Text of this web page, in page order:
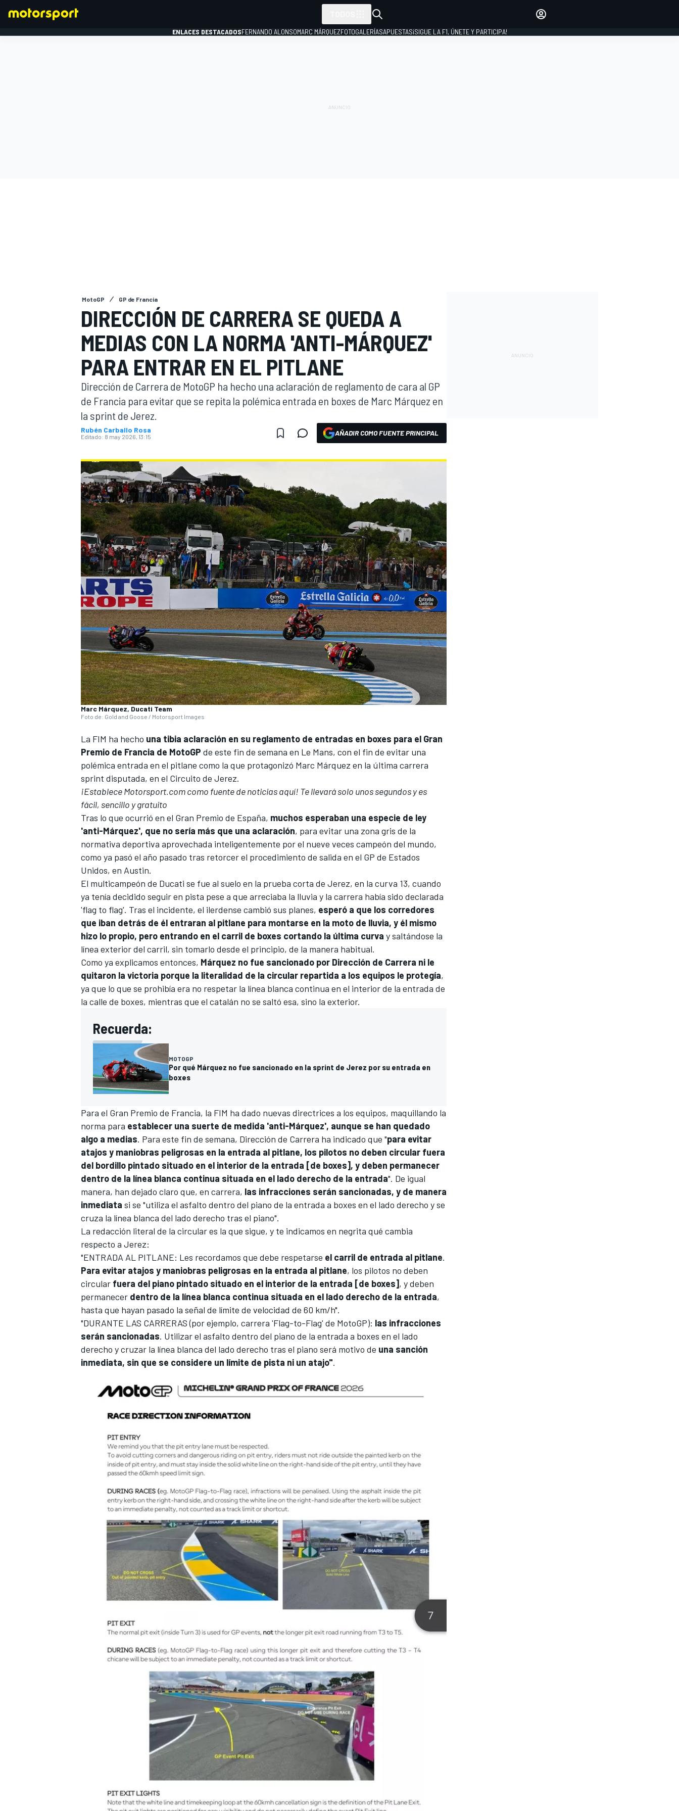
WEC FÓRMULA E
MÁS CATEGORÍAS
ENLACES DESTACADOSFERNANDO ALONSOMARC MÁRQUEZFOTOGALERÍASAPUESTAS¡SIGUE LA F1, ÚNETE Y PARTICIPA!
MotoGP GP de Francia
DIRECCIÓN DE CARRERA SE QUEDA A
MEDIAS CON LA NORMA 'ANTI-MÁRQUEZ'
PARA ENTRAR EN EL PITLANE
Dirección de Carrera de MotoGP ha hecho una aclaración de reglamento de cara al GP
de Francia para evitar que se repita la polémica entrada en boxes de Marc Márquez en
la sprint de Jerez.
Rubén Carballo Rosa
Editado: 8 may 2026, 13:15 AÑADIR COMO FUENTE PRINCIPAL
Marc Márquez, Ducati Team
Foto de: Gold and Goose / Motorsport Images
La FIM ha hecho una tibia aclaración en su reglamento de entradas en boxes para el Gran
Premio de Francia de MotoGP de este fin de semana en Le Mans, con el fin de evitar una
polémica entrada en el pitlane como la que protagonizó Marc Márquez en la última carrera
sprint disputada, en el Circuito de Jerez.
¡Establece Motorsport.com como fuente de noticias aquí! Te llevará solo unos segundos y es
fácil, sencillo y gratuito
Tras lo que ocurrió en el Gran Premio de España, muchos esperaban una especie de ley
'anti-Márquez', que no sería más que una aclaración, para evitar una zona gris de la
normativa deportiva aprovechada inteligentemente por el nueve veces campeón del mundo,
como ya pasó el año pasado tras retorcer el procedimiento de salida en el GP de Estados
Unidos, en Austin.
El multicampeón de Ducati se fue al suelo en la prueba corta de Jerez, en la curva 13, cuando
ya tenía decidido seguir en pista pese a que arreciaba la lluvia y la carrera había sido declarada
'flag to flag'. Tras el incidente, el ilerdense cambió sus planes, esperó a que los corredores
que iban detrás de él entraran al pitlane para montarse en la moto de lluvia, y él mismo
hizo lo propio, pero entrando en el carril de boxes cortando la última curva y saltándose la
línea exterior del carril, sin tomarlo desde el principio, de la manera habitual.
Como ya explicamos entonces, Márquez no fue sancionado por Dirección de Carrera ni le
quitaron la victoria porque la literalidad de la circular repartida a los equipos le protegía,
ya que lo que se prohibía era no respetar la línea blanca continua en el interior de la entrada de
la calle de boxes, mientras que el catalán no se saltó esa, sino la exterior.
Recuerda:
MOTOGP
Por qué Márquez no fue sancionado en la sprint de Jerez por su entrada en
boxes
Para el Gran Premio de Francia, la FIM ha dado nuevas directrices a los equipos, maquillando la
norma para establecer una suerte de medida 'anti-Márquez', aunque se han quedado
algo a medias. Para este fin de semana, Dirección de Carrera ha indicado que "para evitar
atajos y maniobras peligrosas en la entrada al pitlane, los pilotos no deben circular fuera
del bordillo pintado situado en el interior de la entrada [de boxes], y deben permanecer
dentro de la línea blanca continua situada en el lado derecho de la entrada". De igual
manera, han dejado claro que, en carrera, las infracciones serán sancionadas, y de manera
inmediata si se "utiliza el asfalto dentro del piano de la entrada a boxes en el lado derecho y se
cruza la línea blanca del lado derecho tras el piano".
La redacción literal de la circular es la que sigue, y te indicamos en negrita qué cambia
respecto a Jerez:
"ENTRADA AL PITLANE: Les recordamos que debe respetarse el carril de entrada al pitlane.
Para evitar atajos y maniobras peligrosas en la entrada al pitlane, los pilotos no deben
circular fuera del piano pintado situado en el interior de la entrada [de boxes], y deben
permanecer dentro de la línea blanca continua situada en el lado derecho de la entrada,
hasta que hayan pasado la señal de límite de velocidad de 60 km/h".
"DURANTE LAS CARRERAS (por ejemplo, carrera 'Flag-to-Flag' de MotoGP): las infracciones
serán sancionadas. Utilizar el asfalto dentro del piano de la entrada a boxes en el lado
derecho y cruzar la línea blanca del lado derecho tras el piano será motivo de una sanción
inmediata, sin que se considere un límite de pista ni un atajo".